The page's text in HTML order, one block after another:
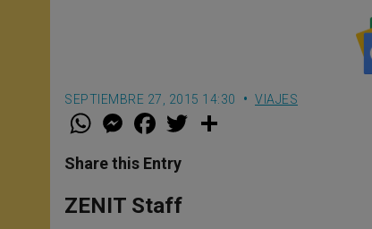
SEPTIEMBRE 27, 2015 14:30 VIAJES
W
t
s
p
p
M
e
s
e
g
e
F
a
e
b
o
k
w
Share this Entry
ZENIT Staff